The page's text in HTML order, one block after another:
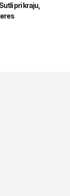
pri kraju,